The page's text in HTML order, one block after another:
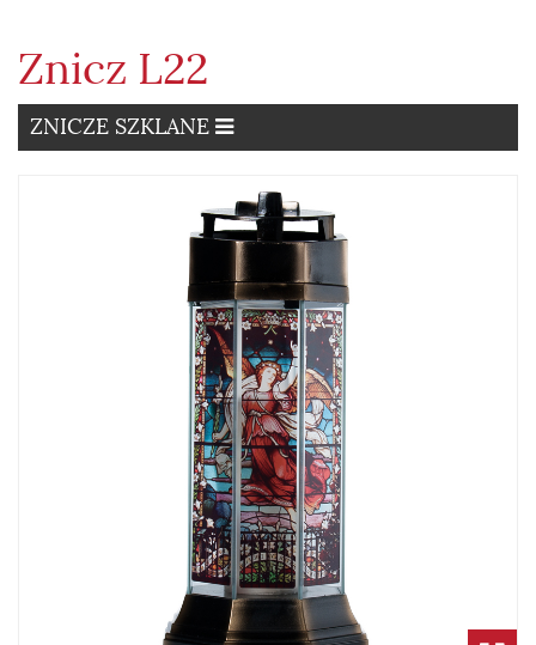
Znicz L22
ZNICZE SZKLANE